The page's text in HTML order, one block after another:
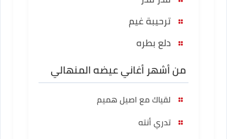
ترحيبة غيم
دلع بطره
من أشهر أغاني عيضه المنهالي
لقياك مع اصيل هميم
تدري أنته